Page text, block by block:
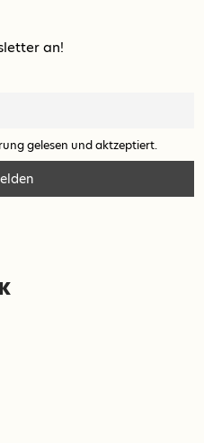
an!
gelesen und aktzeptiert.